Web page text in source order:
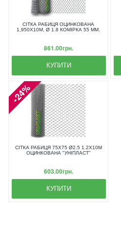
СІТКА РАБИЦЯ ОЦИНКОВАНА
1,950X10М, Ø 1.8 КОМІРКА 55 ММ.
861.00грн.
КУПИТИ
-24%
СІТКА РАБИЦЯ 75Х75 Ø2.5 1.2Х10М
ОЦИНКОВАНА "УНІПЛАСТ"
603.00грн.
КУПИТИ